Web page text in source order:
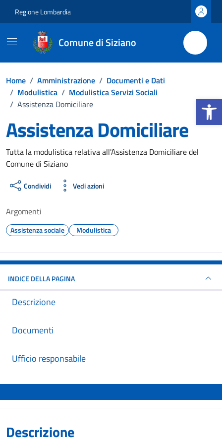
Regione Lombardia
Comune di Siziano
Home / Amministrazione / Documenti e Dati
/ Modulistica / Modulistica Servizi Sociali
/ Assistenza Domiciliare
Assistenza Domiciliare
Dettagli del documento
Tutta la modulistica relativa all'Assistenza Domiciliare del
Comune di Siziano
Condividi Vedi azioni
Argomenti
Assistenza sociale Modulistica
INDICE DELLA PAGINA
Descrizione
Documenti
Ufficio responsabile
Descrizione
Apri la